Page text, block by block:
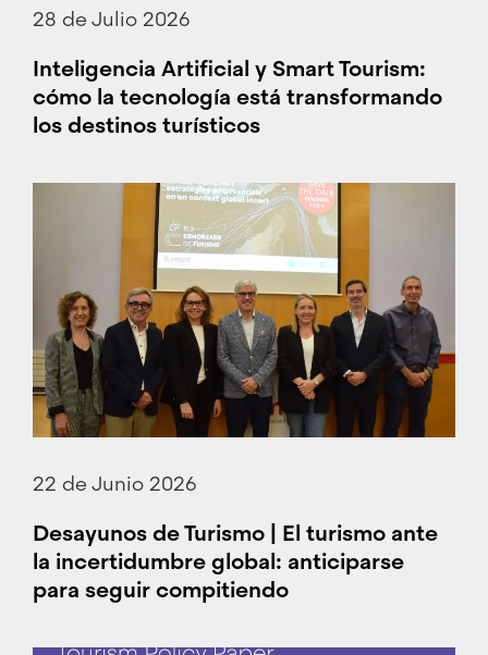
28 de Julio 2026
Inteligencia Artificial y Smart Tourism:
cómo la tecnología está transformando
los destinos turísticos
22 de Junio 2026
Desayunos de Turismo | El turismo ante
la incertidumbre global: anticiparse
para seguir compitiendo